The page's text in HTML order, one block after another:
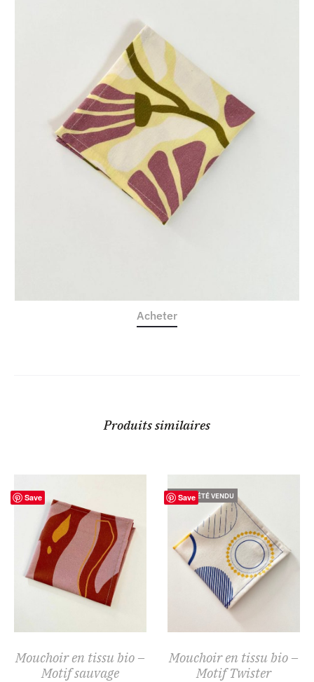
Acheter
Produits similaires
Save
Mouchoir en tissu bio –
Motif sauvage
Save
TOUT A ÉTÉ VENDU
Mouchoir en tissu bio –
Motif Twister